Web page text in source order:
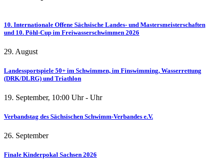
10. Internationale Offene Sächsische Landes- und Mastersmeisterschaften
und 10. Pöhl-Cup im Freiwasserschwimmen 2026
29. August
Landessportspiele 50+ im Schwimmen, im Finswimming, Wasserrettung
(DRK/DLRG) und Triathlon
19. September, 10:00 Uhr - Uhr
Verbandstag des Sächsischen Schwimm-Verbandes e.V.
26. September
Finale Kinderpokal Sachsen 2026